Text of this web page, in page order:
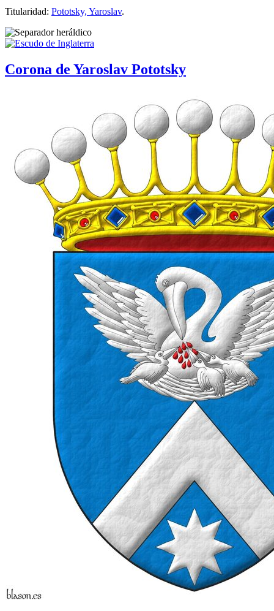
Titularidad: Pototsky, Yaroslav.
Corona de Yaroslav Pototsky